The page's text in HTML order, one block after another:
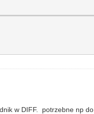
w DIFF. potrzebne np